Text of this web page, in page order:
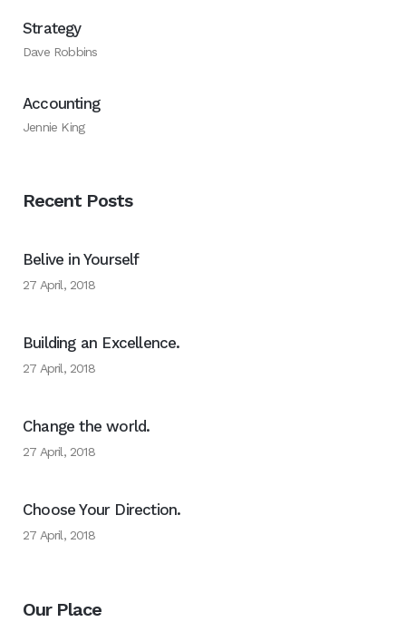
Strategy
Dave Robbins
Accounting
Jennie King
Recent Posts
Belive in Yourself
27 April, 2018
Building an Excellence.
27 April, 2018
Change the world.
27 April, 2018
Choose Your Direction.
27 April, 2018
Our Place